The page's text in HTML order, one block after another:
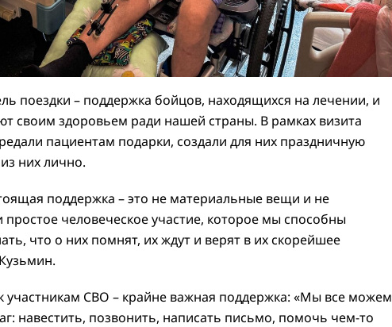
поездки – поддержка бойцов, находящихся на лечении, и
своим здоровьем ради нашей страны. В рамках визита
пациентам подарки, создали для них праздничную
них лично.
поддержка – это не материальные вещи и не
человеческое участие, которое мы способны
что о них помнят, их ждут и верят в их скорейшее
участникам СВО – крайне важная поддержка: «Мы все можем
навестить, позвонить, написать письмо, помочь чем-то